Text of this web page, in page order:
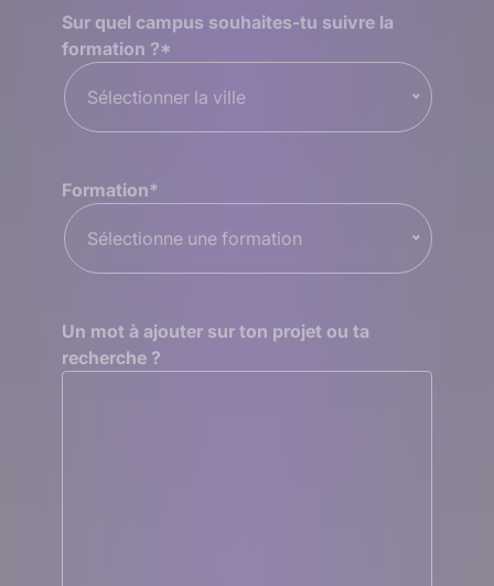
Sur quel campus souhaites-tu suivre la
formation ?*
Sélectionner la ville
Formation*
Sélectionne une formation
Un mot à ajouter sur ton projet ou ta
recherche ?